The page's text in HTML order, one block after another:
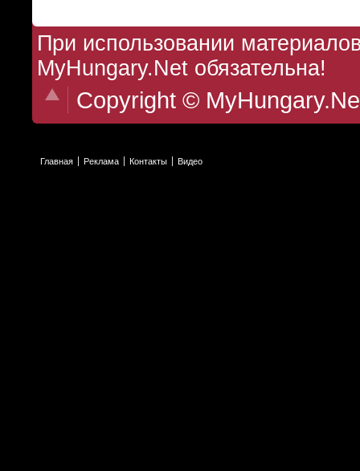
При использовании
MyHungary.Net обязательна!
Copyright ©
Главная Реклама Контакты Видео